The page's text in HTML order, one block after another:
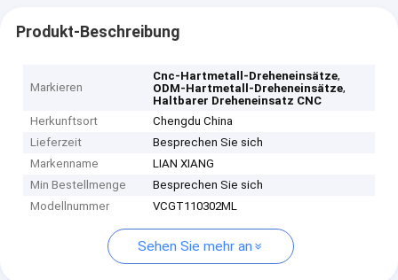
Produkt-Beschreibung
Markieren
Cnc-Hartmetall-Dreheneinsätze,
ODM-Hartmetall-Dreheneinsätze,
Haltbarer Dreheneinsatz CNC
Herkunftsort
Chengdu China
Lieferzeit
Besprechen Sie sich
Markenname
LIAN XIANG
Min Bestellmenge
Besprechen Sie sich
Modellnummer
VCGT110302ML
Sehen Sie mehr an